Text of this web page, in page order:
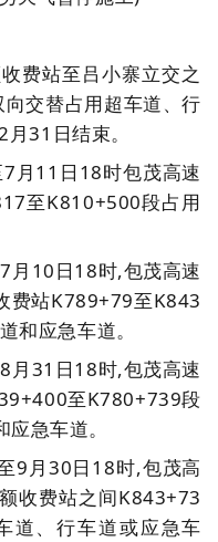
费站至吕小寨立交之
交替占用超车道、行
31日结束。
月11日18时包茂高速
至K810+500段占用
月10日18时,包茂高速
费站K789+79至K843
和应急车道。
月31日18时,包茂高速
至K780+739段
急车道。
9月30日18时,包茂高
收费站之间K843+73
道、行车道或应急车